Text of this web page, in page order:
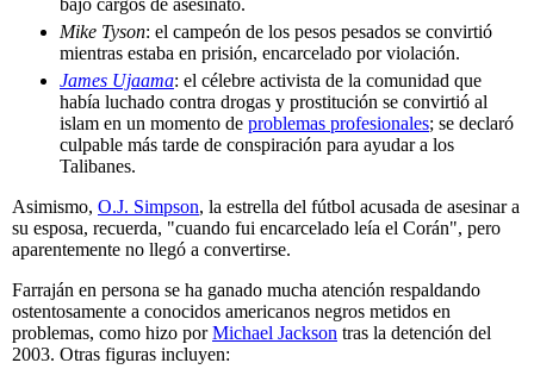
bajo cargos de asesinato.
Mike Tyson: el campeón de los pesos pesados se convirtió
mientras estaba en prisión, encarcelado por violación.
James Ujaama: el célebre activista de la comunidad que
había luchado contra drogas y prostitución se convirtió al
islam en un momento de problemas profesionales; se declaró
culpable más tarde de conspiración para ayudar a los
Talibanes.
Asimismo, O.J. Simpson, la estrella del fútbol acusada de asesinar a
su esposa, recuerda, "cuando fui encarcelado leía el Corán", pero
aparentemente no llegó a convertirse.
Farraján en persona se ha ganado mucha atención respaldando
ostentosamente a conocidos americanos negros metidos en
problemas, como hizo porMichael Jackson tras la detención del
2003. Otras figuras incluyen: